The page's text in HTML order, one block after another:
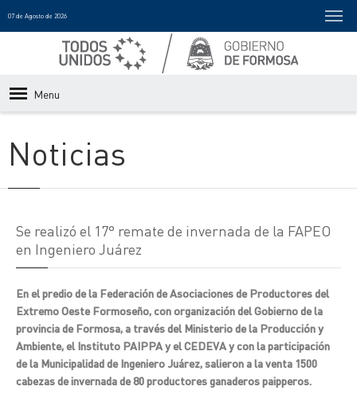
07 de Agosto de 2026
Menu
Noticias
Se realizó el 17° remate de invernada de la FAPEO
en Ingeniero Juárez
En el predio de la Federación de Asociaciones de Productores del
Extremo Oeste Formoseño, con organización del Gobierno de la
provincia de Formosa, a través del Ministerio de la Producción y
Ambiente, el Instituto PAIPPA y el CEDEVA y con la participación
de la Municipalidad de Ingeniero Juárez, salieron a la venta 1500
cabezas de invernada de 80 productores ganaderos paipperos.